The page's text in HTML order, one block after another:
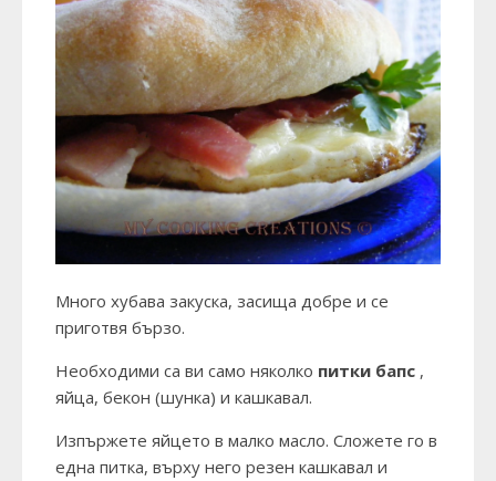
Много хубава закуска, засища добре и се
приготвя бързо.
Необходими са ви само няколко питки бапс ,
яйца, бекон (шунка) и кашкавал.
Изпържете яйцето в малко масло. Сложете го в
една питка, върху него резен кашкавал и